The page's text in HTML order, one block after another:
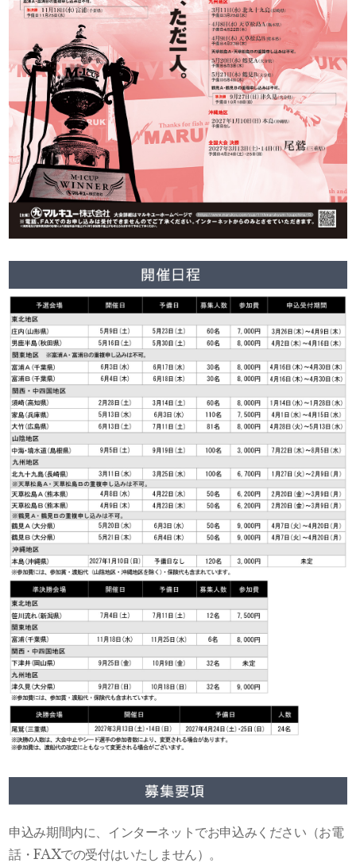
申込み期間内に、インターネットでお申込みください（お電
話・FAXでの受付はいたしません）。